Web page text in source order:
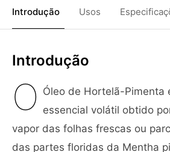
Introdução Usos
Introdução
O Óleo de Hortelã-Pimenta
essencial volátil obtido
vapor das folhas frescas ou
das partes floridas da Mentha